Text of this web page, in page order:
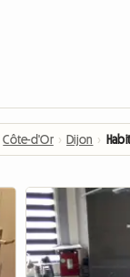
Côte-d'Or › Dijon ›